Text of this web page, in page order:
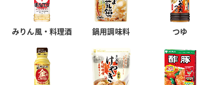
みりん風・料理酒 鍋用調味料 つゆ